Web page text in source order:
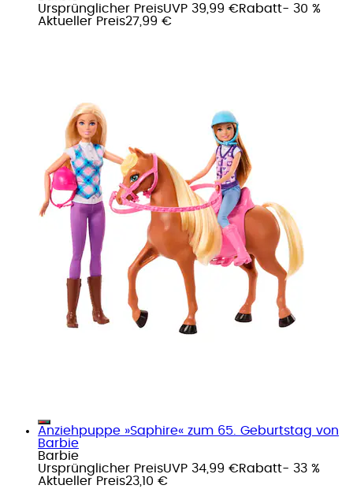
Ursprünglicher PreisUVP 39,99 €Rabatt- 30 %
Aktueller Preis27,99 €
Anziehpuppe »Saphire« zum 65. Geburtstag von
Barbie
Barbie
Ursprünglicher PreisUVP 34,99 €Rabatt- 33 %
Aktueller Preis23,10 €